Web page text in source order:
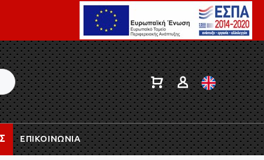
ΕΠΙΚΟΙΝΩΝΙΑ